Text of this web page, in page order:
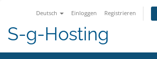
Deutsch Einloggen Registrieren
S-g-Hosting